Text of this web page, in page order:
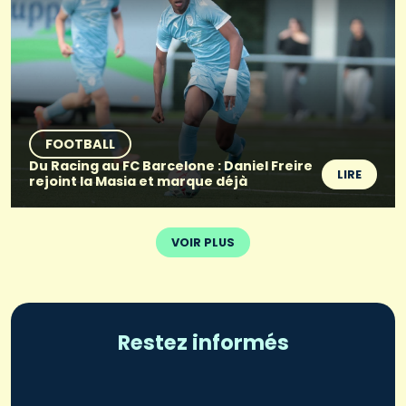
FOOTBALL
Du Racing au FC Barcelone : Daniel Freire
rejoint la Masia et marque déjà
LIRE
VOIR PLUS
Restez informés